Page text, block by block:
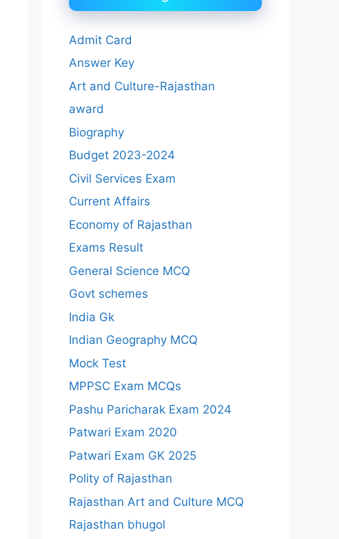
Admit Card
Answer Key
Art and Culture-Rajasthan
award
Biography
Budget 2023-2024
Civil Services Exam
Current Affairs
Economy of Rajasthan
Exams Result
General Science MCQ
Govt schemes
India Gk
Indian Geography MCQ
Mock Test
MPPSC Exam MCQs
Pashu Paricharak Exam 2024
Patwari Exam 2020
Patwari Exam GK 2025
Polity of Rajasthan
Rajasthan Art and Culture MCQ
Rajasthan bhugol